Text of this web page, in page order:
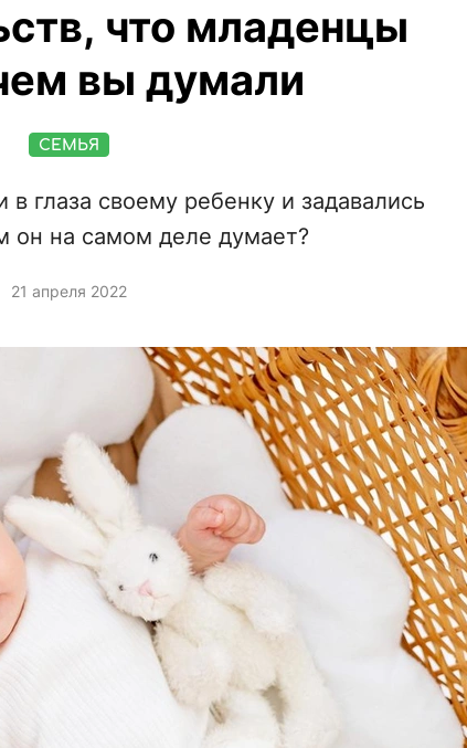
что младенцы
вы думали
СЕМЬЯ
глаза своему ребенку и задавались
он на самом деле думает?
21 апреля 2022